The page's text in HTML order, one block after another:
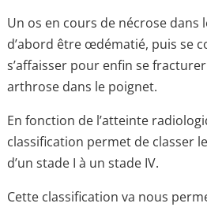
Un os en cours de nécrose dans
d’abord être œdématié, puis se
s’affaisser pour enfin se
arthrose dans le poignet.
En fonction de l’atteinte
classification permet de classer
d’un stade I à un stade IV.
Cette classification va nous